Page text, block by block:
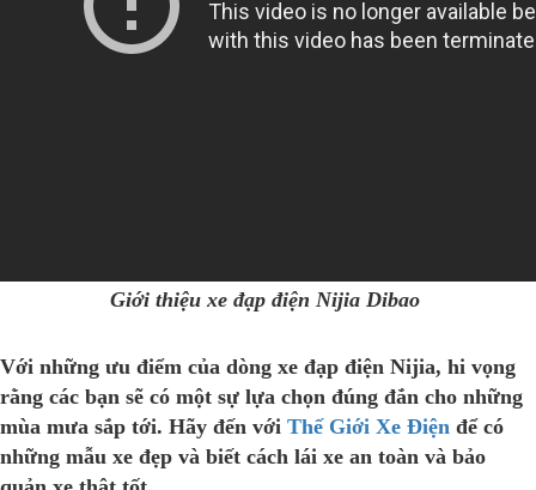
Giới thiệu xe đạp điện Nijia Dibao
Với những ưu điểm của dòng xe đạp điện Nijia, hi vọng
rằng các bạn sẽ có một sự lựa chọn đúng đắn cho những
mùa mưa sắp tới. Hãy đến với Thế Giới Xe Điện để có
những mẫu xe đẹp và biết cách lái xe an toàn và bảo